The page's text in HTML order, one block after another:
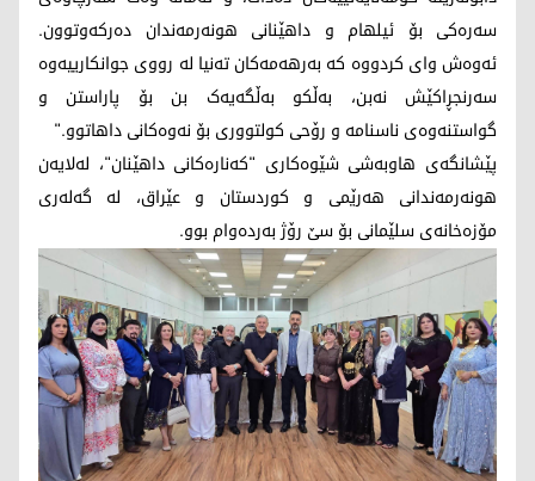
سەرەکی بۆ ئیلهام و داهێنانی هونەرمەندان دەرکەوتوون.
ئەوەش وای کردووە کە بەرهەمەکان تەنیا لە رووی جوانکارییەوە
سەرنجڕاکێش نەبن، بەڵکو بەڵگەیەک بن بۆ پاراستن و
گواستنەوەی ناسنامە و رۆحی کولتووری بۆ نەوەکانی داهاتوو."
پێشانگەی هاوبەشی شێوەکاری "کەنارەکانی داهێنان"، لەلایەن
هونەرمەندانی هەرێمی و کوردستان و عێراق، لە گەلەری
مۆزەخانەی سلێمانی بۆ سێ رۆژ بەردەوام بوو.